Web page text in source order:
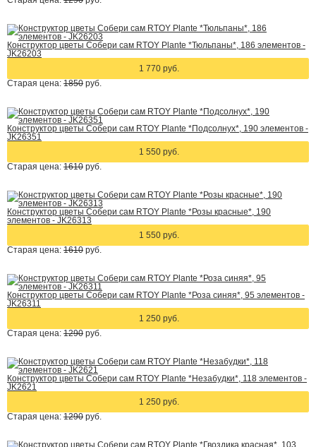
Конструктор цветы Собери сам RTOY Plante *Тюльпаны*, 186 элементов -
JK26203
1 770 руб.
Старая цена: 1850 руб.
Конструктор цветы Собери сам RTOY Plante *Подсолнух*, 190 элементов -
JK26351
1 550 руб.
Старая цена: 1610 руб.
Конструктор цветы Собери сам RTOY Plante *Розы красные*, 190
элементов - JK26313
1 550 руб.
Старая цена: 1610 руб.
Конструктор цветы Собери сам RTOY Plante *Роза синяя*, 95 элементов -
JK26311
1 250 руб.
Старая цена: 1290 руб.
Конструктор цветы Собери сам RTOY Plante *Незабудки*, 118 элементов -
JK2621
1 250 руб.
Старая цена: 1290 руб.